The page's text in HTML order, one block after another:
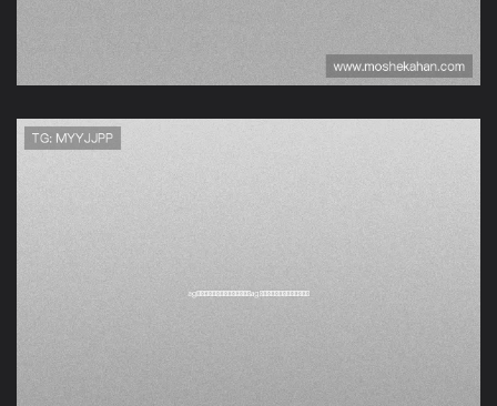
Ag视讯下载：如何选择稳
定安全的ag视讯下载平台
观看世界杯比赛